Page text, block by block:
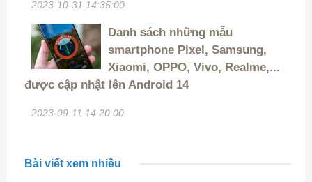
2023-10-31 14:35:00
Danh sách những mẫu
smartphone Pixel, Samsung,
Xiaomi, OPPO, Vivo, Realme,...
được cập nhật lên Android 14
2023-09-11 14:20:00
Bài viết xem nhiều